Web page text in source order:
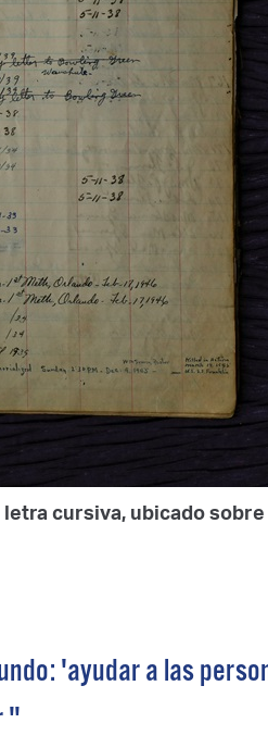
cursiva, ubicado
'ayudar a las
"